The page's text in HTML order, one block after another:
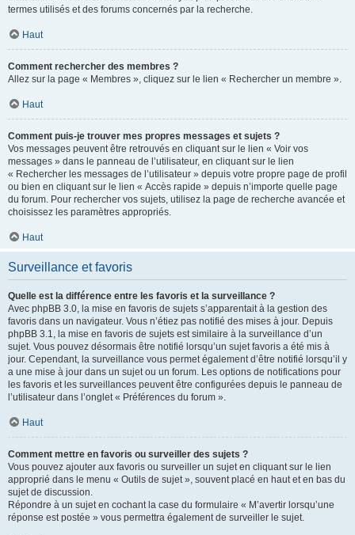
termes utilisés et des forums concernés par la recherche.
Haut
Comment rechercher des membres ?
Allez sur la page « Membres », cliquez sur le lien « Rechercher un membre ».
Haut
Comment puis-je trouver mes propres messages et sujets ?
Vos messages peuvent être retrouvés en cliquant sur le lien « Voir vos
messages » dans le panneau de l’utilisateur, en cliquant sur le lien
« Rechercher les messages de l’utilisateur » depuis votre propre page de profil
ou bien en cliquant sur le lien « Accès rapide » depuis n’importe quelle page
du forum. Pour rechercher vos sujets, utilisez la page de recherche avancée et
choisissez les paramètres appropriés.
Haut
Surveillance et favoris
Quelle est la différence entre les favoris et la surveillance ?
Avec phpBB 3.0, la mise en favoris de sujets s’apparentait à la gestion des
favoris dans un navigateur. Vous n’étiez pas notifié des mises à jour. Depuis
phpBB 3.1, la mise en favoris de sujets est similaire à la surveillance d’un
sujet. Vous pouvez désormais être notifié lorsqu’un sujet favoris a été mis à
jour. Cependant, la surveillance vous permet également d’être notifié lorsqu’il y
a une mise à jour dans un sujet ou un forum. Les options de notifications pour
les favoris et les surveillances peuvent être configurées depuis le panneau de
l’utilisateur dans l’onglet « Préférences du forum ».
Haut
Comment mettre en favoris ou surveiller des sujets ?
Vous pouvez ajouter aux favoris ou surveiller un sujet en cliquant sur le lien
approprié dans le menu « Outils de sujet », souvent placé en haut et en bas du
sujet de discussion.
Répondre à un sujet en cochant la case du formulaire « M’avertir lorsqu’une
réponse est postée » vous permettra également de surveiller le sujet.